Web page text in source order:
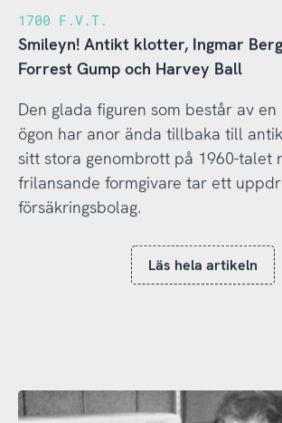
1700 F.V.T.
Smileyn! Antikt klotter, Ingmar
Forrest Gump och Harvey Ball
Den glada figuren som består av
ögon har anor ända tillbaka till
sitt stora genombrott på 1960-talet
frilansande formgivare tar ett
försäkringsbolag.
Läs hela artikeln